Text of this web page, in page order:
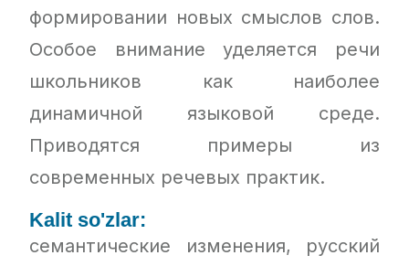
формировании новых смыслов слов.
Особое внимание уделяется речи
школьников как наиболее
динамичной языковой среде.
Приводятся примеры из
современных речевых практик.
Kalit so'zlar:
семантические изменения, русский